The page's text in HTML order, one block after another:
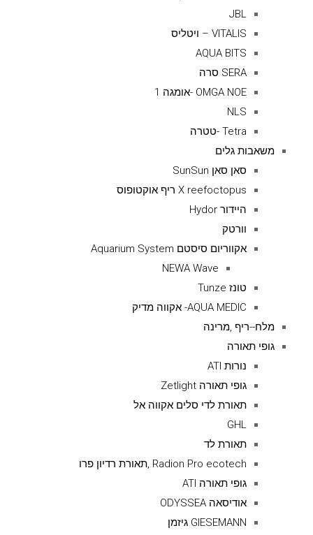
JBL
VITALIS – ויטליס
AQUA BITS
SERA סרה
OMGA NOE -אומגה 1
NLS
Tetra -טטרה
משאבות גלים
סאן סאן SunSun
X reefoctopus ריף אוקטופוס
היידור Hydor
וורטק
אקווריום סיסטם Aquarium System
NEWA Wave
טונז Tunze
AQUA MEDIC- אקווה מדיק
מלח--ריף ,מרינה
גופי תאורה
נורות ATI
גופי תאורה Zetlight
תאורת לדי סלים אקווה אל
GHL
תאורת לד
Radion Pro ecotech ,תאורת רדיון פרו
גופי תאורה ATI
אודיסאה ODYSSEA
GIESEMANN גיזמן